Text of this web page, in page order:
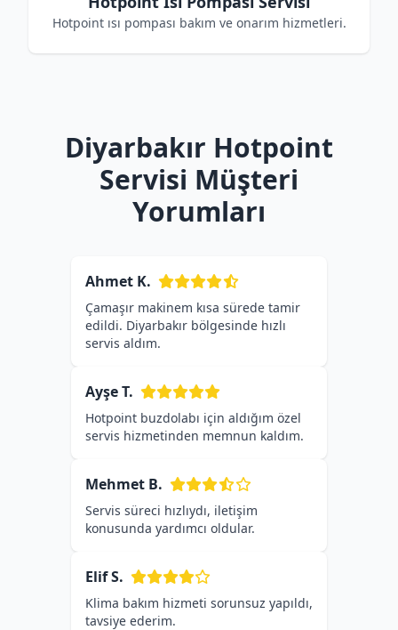
Hotpoint ısı pompası bakım ve onarım hizmetleri.
Diyarbakır Hotpoint
Servisi Müşteri
Yorumları
Ahmet K.
Çamaşır makinem kısa sürede tamir
edildi. Diyarbakır bölgesinde hızlı
servis aldım.
Ayşe T.
Hotpoint buzdolabı için aldığım özel
servis hizmetinden memnun kaldım.
Mehmet B.
Servis süreci hızlıydı, iletişim
konusunda yardımcı oldular.
Elif S.
Klima bakım hizmeti sorunsuz yapıldı,
tavsiye ederim.